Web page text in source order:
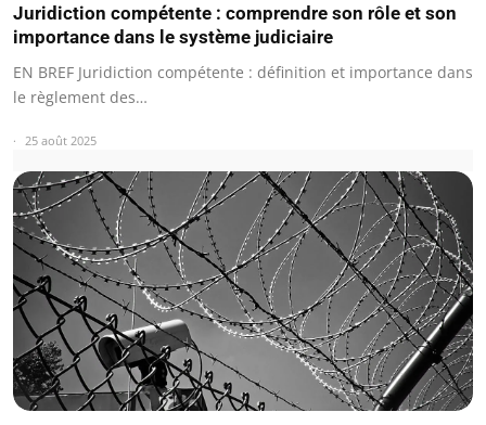
Juridiction compétente : comprendre son rôle et son
importance dans le système judiciaire
EN BREF Juridiction compétente : définition et importance dans
le règlement des…
25 août 2025